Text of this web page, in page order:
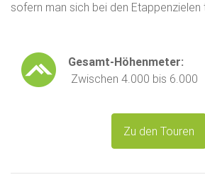
sofern man sich bei den Etappenzielen
Gesamt-Höhenmeter:
Zwischen 4.000 bis 6.000
Zu den Touren